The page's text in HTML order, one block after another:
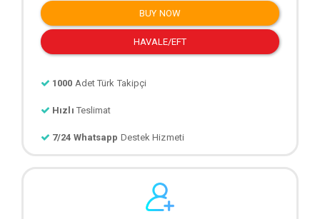
BUY NOW
HAVALE/EFT
1000 Adet Türk Takipçi
Hızlı Teslimat
7/24 Whatsapp Destek Hizmeti